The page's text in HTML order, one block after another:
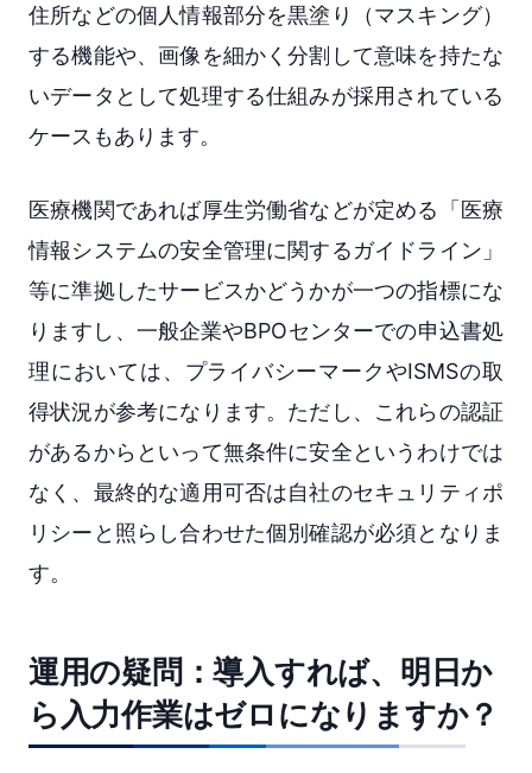
住所などの個人情報部分を黒塗り（マスキング）
する機能や、画像を細かく分割して意味を持たな
いデータとして処理する仕組みが採用されている
ケースもあります。
医療機関であれば厚生労働省などが定める「医療
情報システムの安全管理に関するガイドライン」
等に準拠したサービスかどうかが一つの指標にな
りますし、一般企業やBPOセンターでの申込書処
理においては、プライバシーマークやISMSの取
得状況が参考になります。ただし、これらの認証
があるからといって無条件に安全というわけでは
なく、最終的な適用可否は自社のセキュリティポ
リシーと照らし合わせた個別確認が必須となりま
す。
運用の疑問：導入すれば、明日か
ら入力作業はゼロになりますか？